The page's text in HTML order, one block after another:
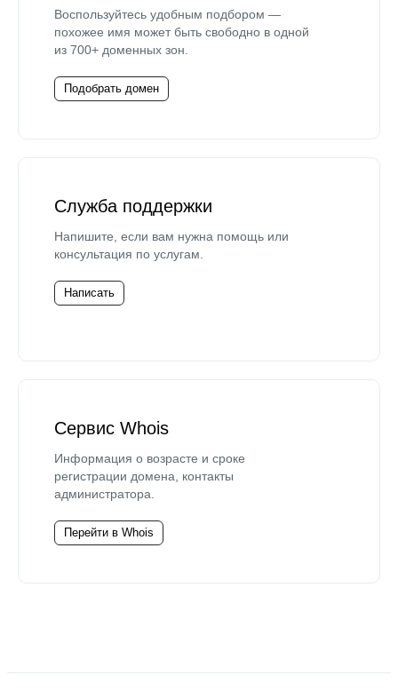
Воспользуйтесь удобным подбором —
похожее имя может быть свободно в одной
из 700+ доменных зон.
Подобрать домен
Служба поддержки
Напишите, если вам нужна помощь или
консультация по услугам.
Написать
Сервис Whois
Информация о возрасте и сроке
регистрации домена, контакты
администратора.
Перейти в Whois